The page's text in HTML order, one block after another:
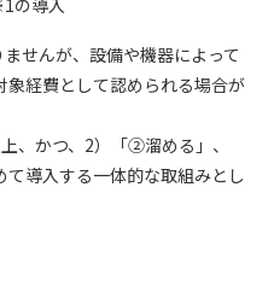
せんが、設備や機器によって
象経費として認められる場合が
、かつ、2）「②溜める」、
導入する一体的な取組みとし